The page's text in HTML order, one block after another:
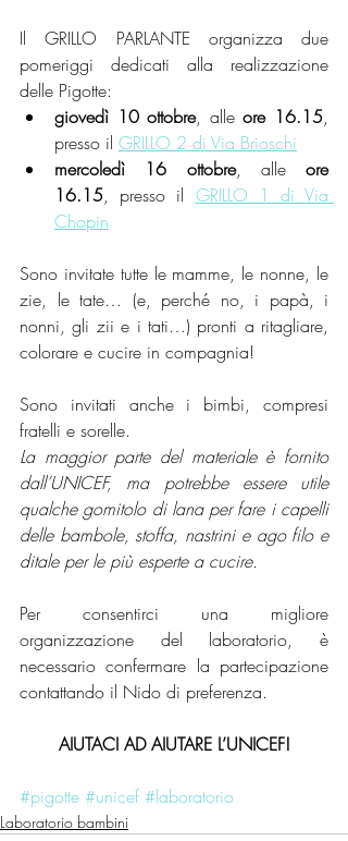
Il GRILLO PARLANTE organizza due
pomeriggi dedicati alla realizzazione
delle Pigotte:
giovedì 10 ottobre, alle ore 16.15,
presso il GRILLO 2 di Via Brioschi
mercoledì 16 ottobre, alle ore
16.15, presso il GRILLO 1 di Via
Chopin
Sono invitate tutte le mamme, le nonne, le
zie, le tate… (e, perché no, i papà, i
nonni, gli zii e i tati…) pronti a ritagliare,
colorare e cucire in compagnia!
Sono invitati anche i bimbi, compresi
fratelli e sorelle.
La maggior parte del materiale è fornito
dall’UNICEF, ma potrebbe essere utile
qualche gomitolo di lana per fare i capelli
delle bambole, stoffa, nastrini e ago filo e
ditale per le più esperte a cucire.
Per consentirci una migliore
organizzazione del laboratorio, è
necessario confermare la partecipazione
contattando il Nido di preferenza.
AIUTACI AD AIUTARE L’UNICEF!
#pigotte #unicef #laboratorio
Laboratorio bambini